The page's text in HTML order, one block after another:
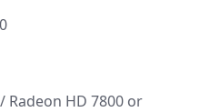
Radeon HD 7800 or